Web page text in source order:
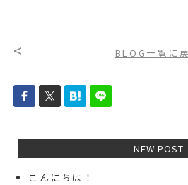
< BLOG一覧に
NEW POST
こんにちは！